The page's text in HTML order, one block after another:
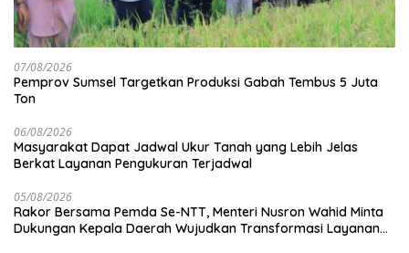
07/08/2026
Pemprov Sumsel Targetkan Produksi Gabah Tembus 5 Juta
Ton
06/08/2026
Masyarakat Dapat Jadwal Ukur Tanah yang Lebih Jelas
Berkat Layanan Pengukuran Terjadwal
05/08/2026
Rakor Bersama Pemda Se-NTT, Menteri Nusron Wahid Minta
Dukungan Kepala Daerah Wujudkan Transformasi Layanan